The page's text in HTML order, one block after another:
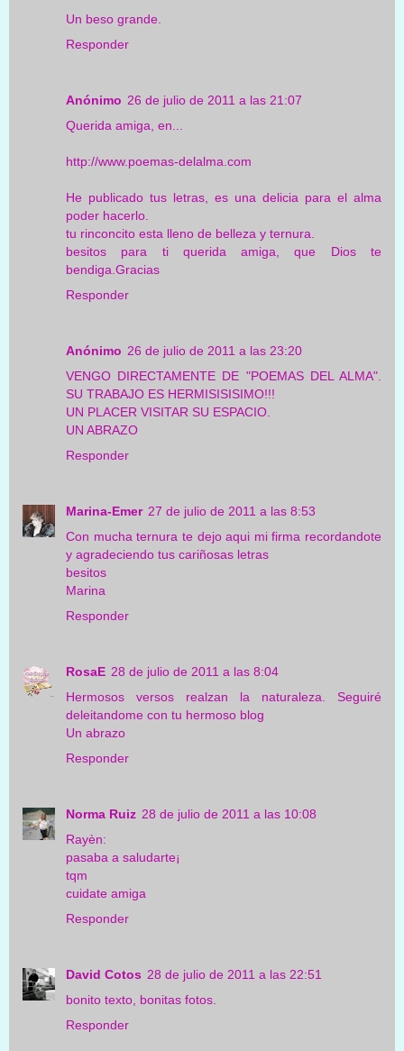
Un beso grande.
Responder
Anónimo 26 de julio de 2011 a las 21:07
Querida amiga, en...
http://www.poemas-delalma.com
He publicado tus letras, es una delicia para el alma
poder hacerlo.
tu rinconcito esta lleno de belleza y ternura.
besitos para ti querida amiga, que Dios te
bendiga.Gracias
Responder
Anónimo 26 de julio de 2011 a las 23:20
VENGO DIRECTAMENTE DE "POEMAS DEL ALMA".
SU TRABAJO ES HERMISISISIMO!!!
UN PLACER VISITAR SU ESPACIO.
UN ABRAZO
Responder
Marina-Emer 27 de julio de 2011 a las 8:53
Con mucha ternura te dejo aqui mi firma recordandote
y agradeciendo tus cariñosas letras
besitos
Marina
Responder
RosaE 28 de julio de 2011 a las 8:04
Hermosos versos realzan la naturaleza. Seguiré
deleitandome con tu hermoso blog
Un abrazo
Responder
Norma Ruiz 28 de julio de 2011 a las 10:08
Rayèn:
pasaba a saludarte¡
tqm
cuidate amiga
Responder
David Cotos 28 de julio de 2011 a las 22:51
bonito texto, bonitas fotos.
Responder